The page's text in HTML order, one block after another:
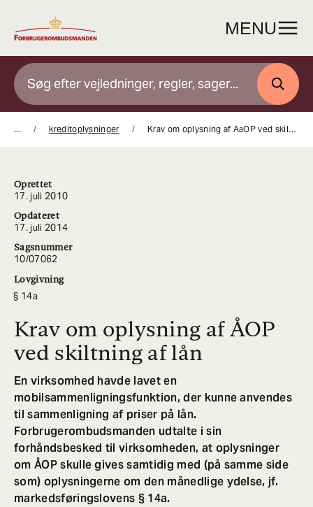
indhold
MENU
SØG
... kreditoplysninger Krav om oplysning af AaOP ved skiltning af laan
Oprettet
17. juli 2010
Opdateret
17. juli 2014
Sagsnummer
10/07062
Lovgivning
14a
Krav om oplysning af ÅOP
ved skiltning af lån
En virksomhed havde lavet en
mobilsammenligningsfunktion, der kunne anvendes
til sammenligning af priser på lån.
Forbrugerombudsmanden udtalte i sin
forhåndsbesked til virksomheden, at oplysninger
om ÅOP skulle gives samtidig med (på samme side
som) oplysningerne om den månedlige ydelse, jf.
markedsføringslovens § 14a.